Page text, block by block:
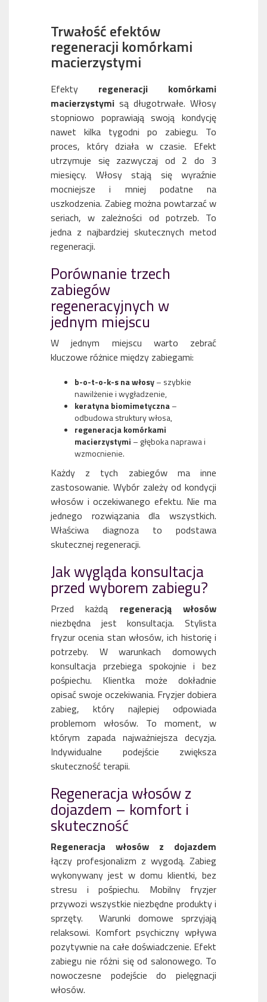
Trwałość efektów
regeneracji komórkami
macierzystymi
Efekty regeneracji komórkami
macierzystymi są długotrwałe. Włosy
stopniowo poprawiają swoją kondycję
nawet kilka tygodni po zabiegu. To
proces, który działa w czasie. Efekt
utrzymuje się zazwyczaj od 2 do 3
miesięcy. Włosy stają się wyraźnie
mocniejsze i mniej podatne na
uszkodzenia. Zabieg można powtarzać w
seriach, w zależności od potrzeb. To
jedna z najbardziej skutecznych metod
regeneracji.
Porównanie trzech
zabiegów
regeneracyjnych w
jednym miejscu
W jednym miejscu warto zebrać
kluczowe różnice między zabiegami:
b-o-t-o-k-s na włosy– szybkie
nawilżenie i wygładzenie,
keratyna biomimetyczna–
odbudowa struktury włosa,
regeneracja komórkami
macierzystymi – głęboka naprawa i
wzmocnienie.
Każdy z tych zabiegów ma inne
zastosowanie. Wybór zależy od kondycji
włosów i oczekiwanego efektu. Nie ma
jednego rozwiązania dla wszystkich.
Właściwa diagnoza to podstawa
skutecznej regeneracji.
Jak wygląda konsultacja
przed wyborem zabiegu?
Przed każdą regeneracją włosów
niezbędna jest konsultacja. Stylista
fryzur ocenia stan włosów, ich historię i
potrzeby. W warunkach domowych
konsultacja przebiega spokojnie i bez
pośpiechu. Klientka może dokładnie
opisać swoje oczekiwania. Fryzjer dobiera
zabieg, który najlepiej odpowiada
problemom włosów. To moment, w
którym zapada najważniejsza decyzja.
Indywidualne podejście zwiększa
skuteczność terapii.
Regeneracja włosów z
dojazdem – komfort i
skuteczność
Regeneracja włosów z dojazdem
łączy profesjonalizm z wygodą. Zabieg
wykonywany jest w domu klientki, bez
stresu i pośpiechu. Mobilny fryzjer
przywozi wszystkie niezbędne produkty i
sprzęty. Warunki domowe sprzyjają
relaksowi. Komfort psychiczny wpływa
pozytywnie na całe doświadczenie. Efekt
zabiegu nie różni się od salonowego. To
nowoczesne podejście do pielęgnacji
włosów.